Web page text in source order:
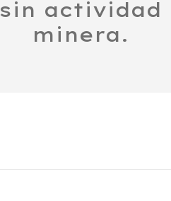
sin actividad
minera.